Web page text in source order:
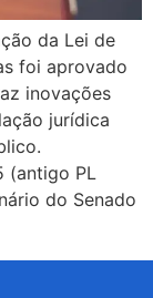
da Lei de
foi aprovado
inovações
jurídica
(antigo PL
do Senado